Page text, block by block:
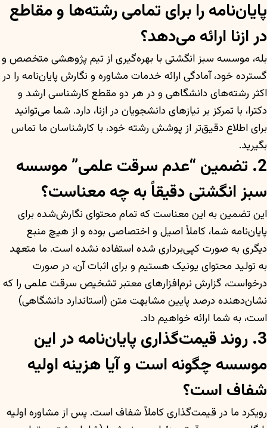
پایان‌نامه را برای تمامی رشته‌ها و مقاطع
در ازنا ارائه می‌دهد؟
بله، موسسه سبز انگشتی با بهره‌گیری از تیم پژوهشی متخصص و
گسترده خود، آمادگی ارائه خدمات مشاوره و نگارش پایان‌نامه را در
اکثر رشته‌های دانشگاهی و در هر دو مقطع کارشناسی ارشد و
دکترا، با تمرکز بر نیازهای دانشجویان در ازنا، دارد. شما می‌توانید
برای اطلاع دقیق‌تر از پوشش رشته خود، با کارشناسان ما تماس
بگیرید.
2. تضمین “عدم سرقت علمی” موسسه
سبز انگشتی دقیقاً به چه معناست؟
این تضمین به این معناست که تمام محتوای نگارش‌شده برای
پایان‌نامه شما، کاملاً اصیل و اختصاصی بوده و از هیچ منبع
دیگری به صورت کپی‌برداری شده استفاده نشده است. ما متعهد
به تولید محتوای یونیک هستیم و برای اثبات آن، در صورت
درخواست، گزارش نرم‌افزارهای معتبر تشخیص سرقت علمی را که
نشان‌دهنده درصد پایین مشابهت متن (استاندارد دانشگاهی)
است، به شما ارائه خواهیم داد.
3. روند قیمت‌گذاری پایان‌نامه در این
موسسه چگونه است و آیا هزینه اولیه
شفاف است؟
رویکرد ما در قیمت‌گذاری کاملاً شفاف است. پس از مشاوره اولیه